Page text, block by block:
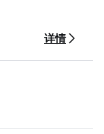
和餐馆，晚上热闹
商品的小型专卖
上午 8 点至晚上 9
详情